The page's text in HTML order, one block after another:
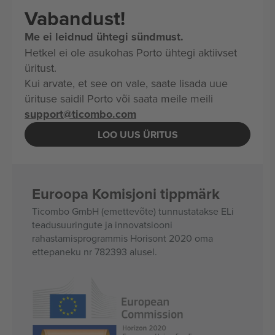
Vabandust!
Me ei leidnud ühtegi sündmust.
Hetkel ei ole asukohas Porto ühtegi aktiivset
üritust.
Kui arvate, et see on vale, saate lisada uue
ürituse saidil Porto või saata meile meili
support@ticombo.com
LOO UUS ÜRITUS
Euroopa Komisjoni tippmärk
Ticombo GmbH (emettevõte) tunnustatakse ELi
teadusuuringute ja innovatsiooni
rahastamisprogrammis Horisont 2020 oma
ettepaneku nr 782393 alusel.